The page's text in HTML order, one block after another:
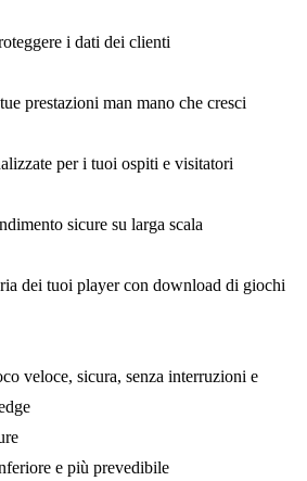
i dati dei clienti
prestazioni man mano che cresci
per i tuoi ospiti e visitatori
sicure su larga scala
dei tuoi player con download di giochi
veloce, sicura, senza interruzioni e
e più prevedibile